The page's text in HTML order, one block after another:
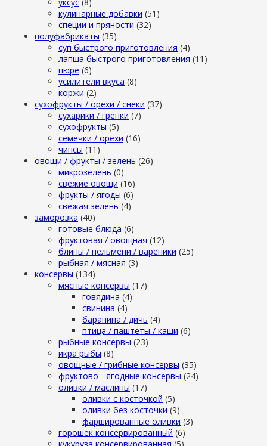
кулинарные добавки (51)
специи и пряности (32)
полуфабрикаты (35)
суп быстрого приготовления (4)
лапша быстрого приготовления (11)
пюре (6)
усилители вкуса (8)
коржи (2)
сухофрукты / орехи / снеки (37)
сухарики / гренки (7)
сухофрукты (5)
семечки / орехи (16)
чипсы (11)
овощи / фрукты / зелень (26)
микрозелень (0)
свежие овощи (16)
фрукты / ягоды (6)
свежая зелень (4)
заморозка (40)
готовые блюда (6)
фруктовая / овощная (12)
блины / пельмени / вареники (25)
рыбная / мясная (3)
консервы (134)
мясные консервы (17)
говядина (4)
свинина (4)
баранина / дичь (4)
птица / паштеты / каши (6)
рыбные консервы (23)
икра рыбы (8)
овощные / грибные консервы (35)
фруктово - ягодные консервы (24)
оливки / маслины (17)
оливки с косточкой (5)
оливки без косточки (9)
фаршированные оливки (3)
горошек консервированный (6)